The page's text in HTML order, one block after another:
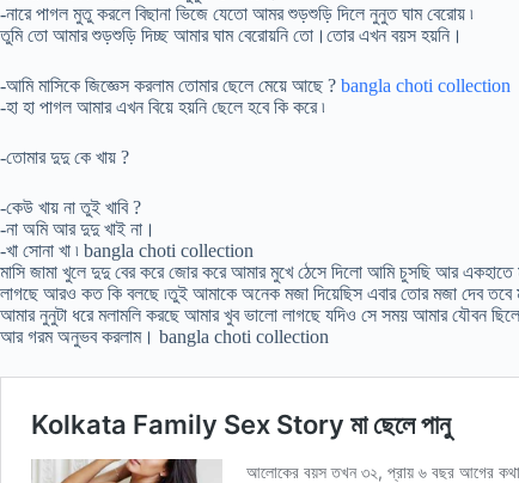
-নারে পাগল মুতু করলে বিছানা ভিজে যেতো আমর শুড়শুড়ি দিলে নুনুত ঘাম বেরোয় ৷
তুমি তো আমার শুড়শুড়ি দিচ্ছ আমার ঘাম বেরোয়নি তো।তোর এখন বয়স হয়নি।
-আমি মাসিকে জিজ্ঞেস করলাম তোমার ছেলে মেয়ে আছে ? bangla choti collection
-হা হা পাগল আমার এখন বিয়ে হয়নি ছেলে হবে কি করে ৷
-তোমার দুদু কে খায় ?
-কেউ খায় না তুই খাবি ?
-না অমি আর দুদু খাই না।
-খা সোনা খা ৷ bangla choti collection
মাসি জামা খুলে দুদু বের করে জোর করে আমার মুখে ঠেসে দিলো আমি চুসছি আর একহাতে
লাগছে আরও কত কি বলছে ৷তুই আমাকে অনেক মজা দিয়েছিস এবার তোর মজা দেব তবে
আমার নুনুটা ধরে মলামলি করছে আমার খুব ভালো লাগছে যদিও সে সময় আমার যৌবন
আর গরম অনুভব করলাম। bangla choti collection